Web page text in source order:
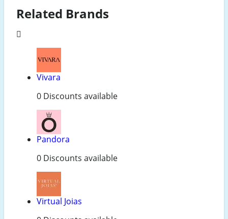
Related Brands
Vivara
0 Discounts available
Pandora
0 Discounts available
Virtual Joias